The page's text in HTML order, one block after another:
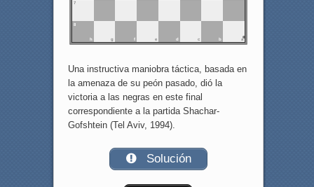
7
8
h g e d c b a
Una instructiva maniobra táctica, basada en
la amenaza de su peón pasado, dió la
victoria a las negras en este final
correspondiente a la partida Shachar-
Gofshtein (Tel Aviv, 1994).
Solución